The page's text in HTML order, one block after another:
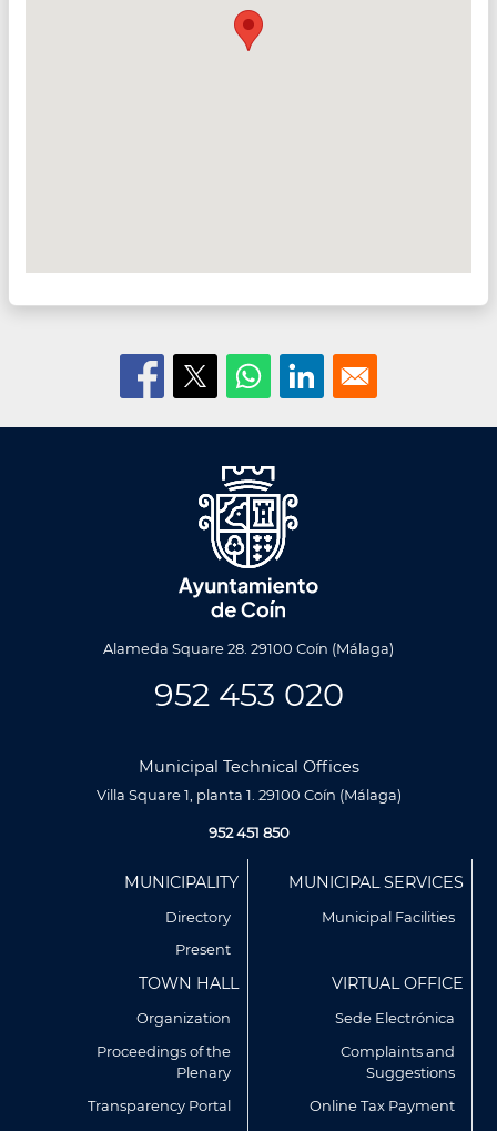
Utilizamos cookies propias y de terceros para analizar
nuestros servicios y mostrarte publicidad relacionada con
tus preferencias en base a un perfil elaborado a partir de tus
Alameda Square 28. 29100 Coín (Málaga)
952 453 020
Municipal Technical Offices
Villa Square 1, planta 1. 29100 Coín (Málaga)
952 451 850
MUNICIPALITY
Directory
Present
MUNICIPAL SERVICES
Municipal Facilities
TOWN HALL
Organization
Proceedings of the
Plenary
Transparency Portal
VIRTUAL OFFICE
Sede Electrónica
Complaints and
Suggestions
Online Tax Payment